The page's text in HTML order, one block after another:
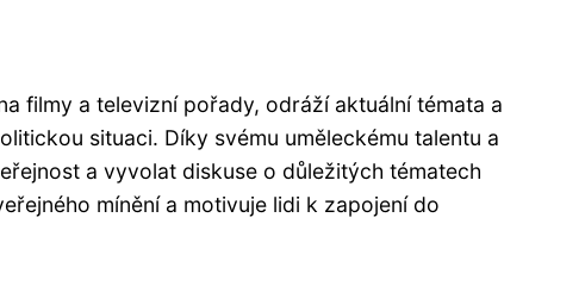
filmy a televizní pořady, odráží aktuální témata a
situaci. Díky svému uměleckému talentu a
a vyvolat diskuse o důležitých tématech
mínění a motivuje lidi k zapojení do